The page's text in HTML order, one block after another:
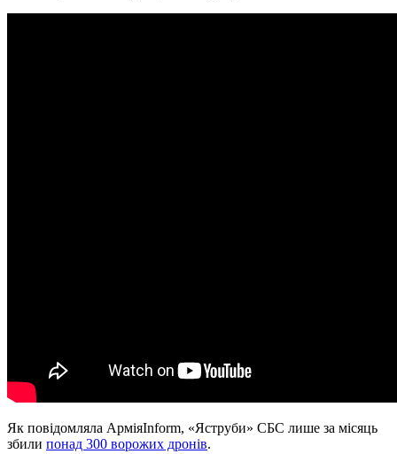
Як повідомляла АрміяInform, «Яструби» СБС лише за місяць
збили понад 300 ворожих дронів.